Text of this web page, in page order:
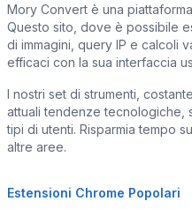
Mory Convert è una
Questo sito, dove è possibile
di immagini, query IP e calcoli
efficaci con la sua interfaccia
I nostri set di strumenti,
attuali tendenze tecnologiche,
tipi di utenti. Risparmia tempo
altre aree.
Estensioni Chrome Popolari